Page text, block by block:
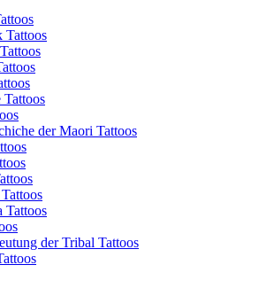
Tattoos
Tattoos
der Maori Tattoos
Tattoos
der Tribal Tattoos